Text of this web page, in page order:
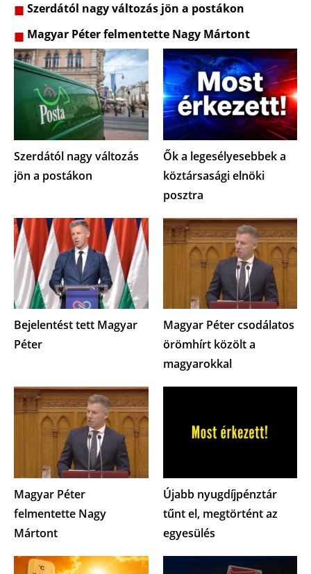
Szerdától nagy változás jön a postákon
Magyar Péter felmentette Nagy Mártont
Szerdától nagy változás
jön a postákon
Ők a legesélyesebbek a
köztársasági elnöki
posztra
Bejelentést tett Magyar
Péter
Magyar Péter csodálatos
örömhírt közölt a
magyarokkal
Magyar Péter
felmentette Nagy
Mártont
Újabb nyugdíjpénztár
tűnt el, megtörtént az
egyesülés